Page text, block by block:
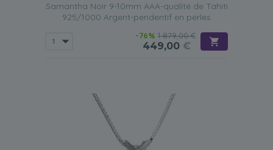
Samantha Noir 9-10mm AAA-qualité de Tahiti
925/1000 Argent-pendentif en perles
-76% 1 879,00 €
449,00 €